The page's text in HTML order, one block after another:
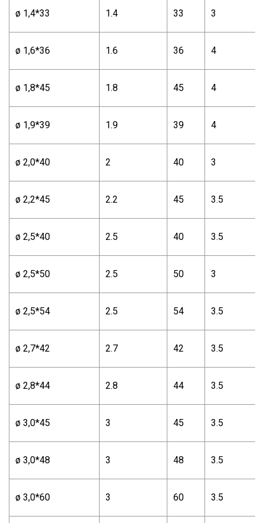
ø 1,4*33 1.4 33 3
ø 1,6*36 1.6 36 4
ø 1,8*45 1.8 45 4
ø 1,9*39 1.9 39 4
ø 2,0*40 2 40 3
ø 2,2*45 2.2 45 3.5
ø 2,5*40 2.5 40 3.5
ø 2,5*50 2.5 50 3
ø 2,5*54 2.5 54 3.5
ø 2,7*42 2.7 42 3.5
ø 2,8*44 2.8 44 3.5
ø 3,0*45 3 45 3.5
ø 3,0*48 3 48 3.5
ø 3,0*60 3 60 3.5